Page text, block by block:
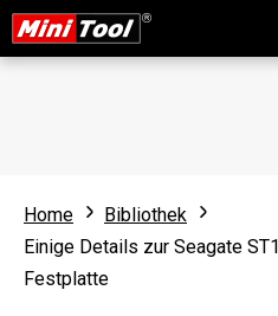
Home
Bibliothek
Einige Details zur Seagate
Festplatte